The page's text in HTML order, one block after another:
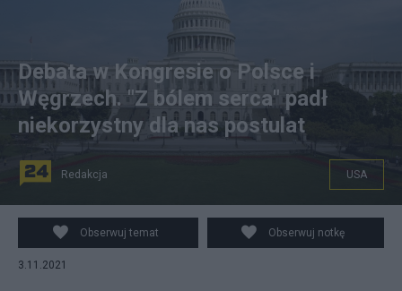
Demokraci zastanawiają się, co zrobić z
praworządnością Polski i Węgier. Fot. Wikipedia
Debata w Kongresie o Polsce i
Węgrzech. "Z bólem serca" padł
niekorzystny dla nas postulat
Redakcja USA
Obserwuj temat Obserwuj notkę
3.11.2021